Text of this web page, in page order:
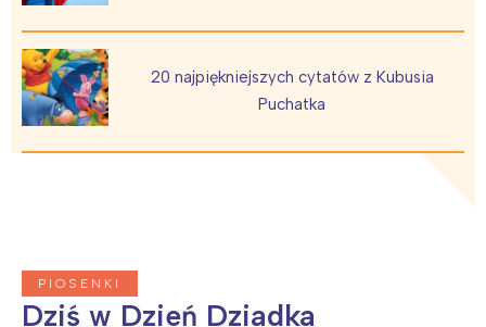
20 najpiękniejszych cytatów z Kubusia
Puchatka
PIOSENKI
Dziś w Dzień Dziadka
Interesują mnie wydarzenia z